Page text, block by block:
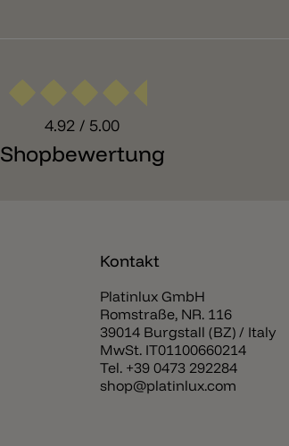
4.92 / 5.00
Shopbewertung
Kontakt
Platinlux GmbH
Romstraße, NR. 116
39014 Burgstall (BZ) / Italy
MwSt. IT01100660214
Tel. +39 0473 292284
shop@platinlux.com